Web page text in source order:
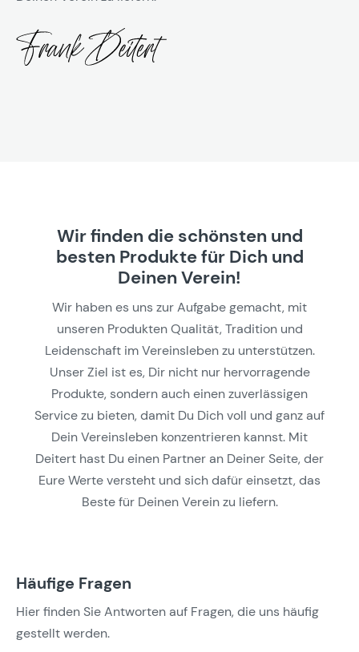
Wir finden die schönsten und
besten Produkte für Dich und
Deinen Verein!
Wir haben es uns zur Aufgabe gemacht, mit
unseren Produkten Qualität, Tradition und
Leidenschaft im Vereinsleben zu unterstützen.
Unser Ziel ist es, Dir nicht nur hervorragende
Produkte, sondern auch einen zuverlässigen
Service zu bieten, damit Du Dich voll und ganz auf
Dein Vereinsleben konzentrieren kannst. Mit
Deitert hast Du einen Partner an Deiner Seite, der
Eure Werte versteht und sich dafür einsetzt, das
Beste für Deinen Verein zu liefern.
Häufige Fragen
Hier finden Sie Antworten auf Fragen, die uns häufig
gestellt werden.